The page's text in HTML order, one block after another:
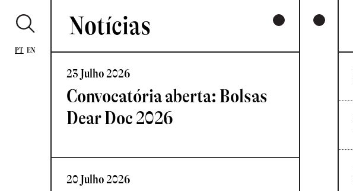
PT EN
Notícias
23 Julho 2026
Convocatória aberta: Bolsas
Dear Doc 2026
20 Julho 2026